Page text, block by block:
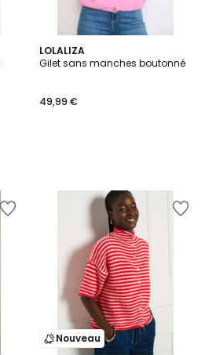
LOLALIZA
Gilet sans manches boutonné
49,99 €
Nouveau